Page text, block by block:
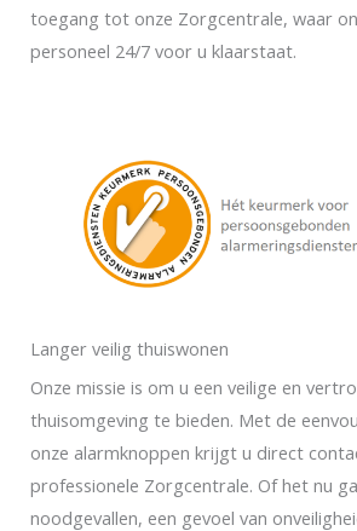
toegang tot onze Zorgcentrale, waar
personeel 24/7 voor u klaarstaat.
Langer veilig thuiswonen
Onze missie is om u een veilige en
thuisomgeving te bieden. Met de
onze alarmknoppen krijgt u direct
professionele Zorgcentrale. Of het nu
noodgevallen, een gevoel van